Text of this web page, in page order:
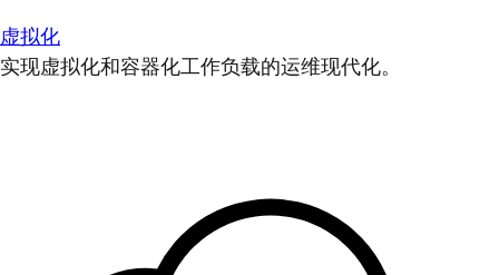
虚拟化
实现虚拟化和容器化工作负载的运维现代化。